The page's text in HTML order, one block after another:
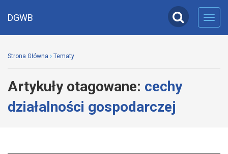
DGWB
Strona Główna Tematy
Artykuły otagowane: cechy
działalności gospodarczej